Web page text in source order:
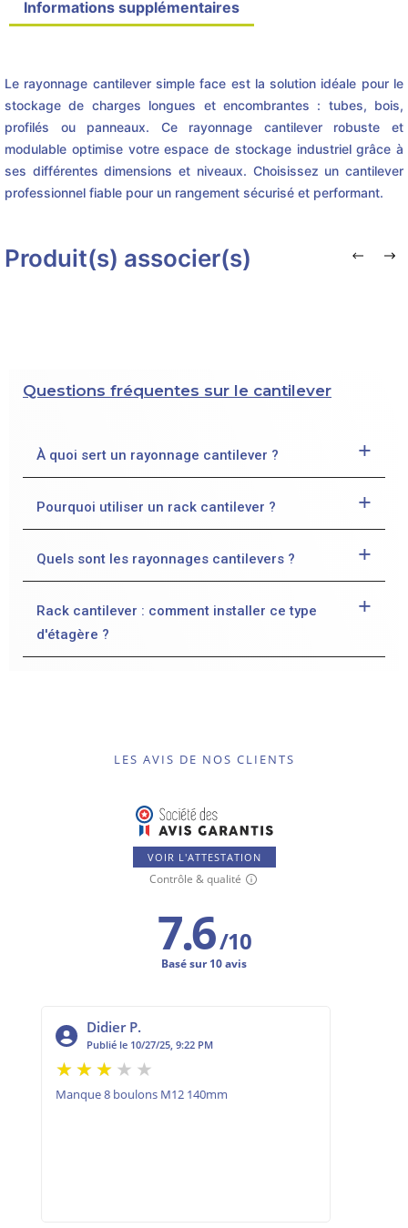
Informations supplémentaires
Le rayonnage cantilever simple face est la solution idéale pour le
stockage de charges longues et encombrantes : tubes, bois,
profilés ou panneaux. Ce rayonnage cantilever robuste et
modulable optimise votre espace de stockage industriel grâce à
ses différentes dimensions et niveaux. Choisissez un cantilever
professionnel fiable pour un rangement sécurisé et performant.
Produit(s) associer(s)
Questions fréquentes sur le cantilever
À quoi sert un rayonnage cantilever ?
Pourquoi utiliser un rack cantilever ?
Quels sont les rayonnages cantilevers ?
Rack cantilever : comment installer ce type
d'étagère ?
LES AVIS DE NOS CLIENTS
VOIR L'ATTESTATION
Contrôle & qualité
7.6/10
Basé sur 10 avis
Didier P.
Publié le 10/27/25, 9:22 PM
Manque 8 boulons M12 140mm